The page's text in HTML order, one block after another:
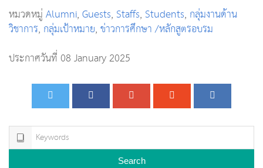
หมวดหมู่Alumni,Guests,Staffs,Students, กลุ่มงานด้าน
วิชาการ, กลุ่มเป้าหมาย,ข่าวการศึกษา /หลักสูตรอบรม
ประกาศวันที่ 08 January 2025
Search